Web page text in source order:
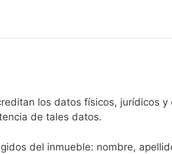
los datos físicos, jurídicos y
de tales datos.
del inmueble: nombre,